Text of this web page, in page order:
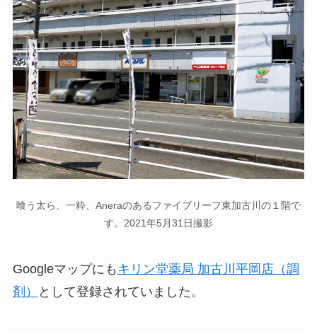
喰う太ら、一粋、Aneraのあるファイブリーフ東加古川の１階で
す。2021年5月31日撮影
Googleマップにも キリン堂薬局 加古川平岡店（調
剤）
として登録されていました。